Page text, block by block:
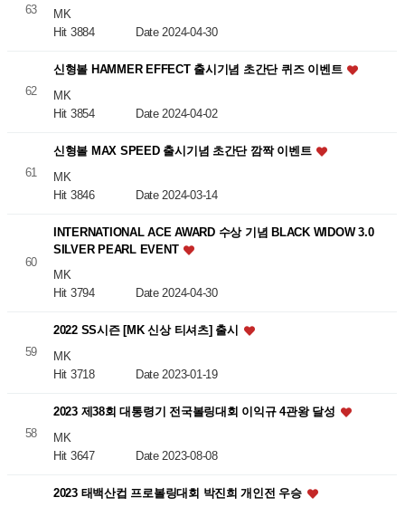
63
MK
Hit 3884 Date 2024-04-30
62
신형볼 HAMMER EFFECT 출시기념 초간단 퀴즈 이벤트
MK
Hit 3854 Date 2024-04-02
61
신형볼 MAX SPEED 출시기념 초간단 깜짝 이벤트
MK
Hit 3846 Date 2024-03-14
60
INTERNATIONAL ACE AWARD 수상 기념 BLACK WIDOW 3.0
SILVER PEARL EVENT
MK
Hit 3794
Date 2024-04-30
59
2022 SS시즌 [MK 신상 티셔츠] 출시
MK
Hit 3718 Date 2023-01-19
58
2023 제38회 대통령기 전국볼링대회 이익규 4관왕 달성
MK
Hit 3647 Date 2023-08-08
2023 태백산컵 프로볼링대회 박진희 개인전 우승